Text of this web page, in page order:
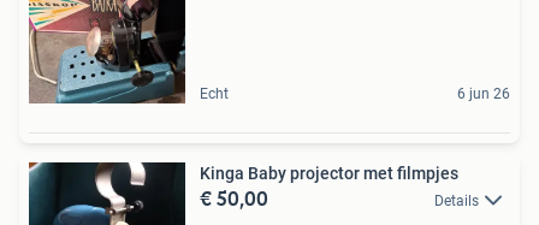
Echt 6 jun 26
Kinga Baby projector met filmpjes
€ 50,00 Details